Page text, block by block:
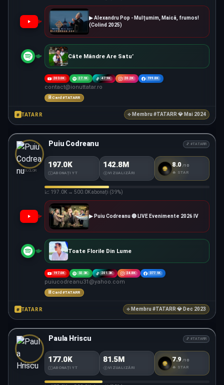
▶ Alexandru Pop - Mulțumim, Maică, frumos!
(Colind 2025)
Câte Mândre Are Satu’
203.0K 27.1K 47.9K 20.2K 199.8K
contact@ionuttatar.ro
🃏 Card #TATARR
# TATARR ⟡ Membru #TATARR 💎 Mai 2024
FOLCLOR
Puiu Codreanu 🎵 #TATARR
197.0K
ABONAȚI YT
142.8M
VIZUALIZĂRI
8.0 /10
🔥 STAR
📈 197.0K → 500.0K abonați (39%)
▶ Puiu Codreanu 🔴 LIVE Evenimente 2026 IV
Toate Florile Din Lume
197.0K 32.3K 201.3K 24.8K 377.1K
puiucodreanu31@yahoo.com
🃏 Card #TATARR
# TATARR ⟡ Membru #TATARR 💎 Dec 2023
FOLCLOR
Paula Hriscu 🎵 #TATARR
177.0K
ABONAȚI YT
81.5M
VIZUALIZĂRI
7.9 /10
🔥 STAR